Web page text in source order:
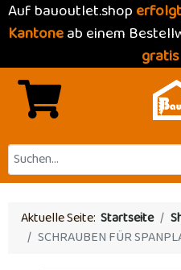
Auf bauoutlet.shop
Kantoneab einem
gratis
Aktuelle Seite: Startseite
SCHRAUBEN FÜR